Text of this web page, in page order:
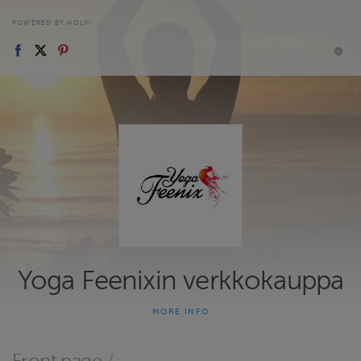
POWERED BY HOLVI
Yoga Feenixin verkkokauppa
suurella sydämellä niin yksityisiä jooganharrastajia kuin myös
MORE INFO